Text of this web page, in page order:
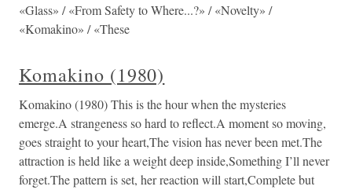
«Glass» / «From Safety to Where...?» / «Novelty» /
«Komakino» / «These
Komakino (1980)
Komakino (1980) This is the hour when the mysteries
emerge.A strangeness so hard to reflect.A moment so moving,
goes straight to your heart,The vision has never been met.The
attraction is held like a weight deep inside,Something I’ll never
forget.The pattern is set, her reaction will start,Complete but